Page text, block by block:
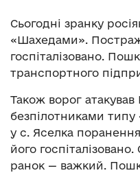
Сьогодні зранку
«Шахедами».
госпіталізовано.
транспортного
Також ворог
безпілотниками типу
у с. Яселка
його
ранок — важкий.